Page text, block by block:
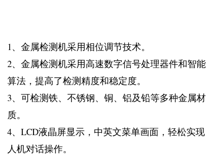
1、金属检测机采用相位调节技术。
2、金属检测机采用高速数字信号处理器件和智能
算法，提高了检测精度和稳定度。
3、可检测铁、不锈钢、铜、铝及铅等多种金属材
质。
4、LCD液晶屏显示，中英文菜单画面，轻松实现
人机对话操作。